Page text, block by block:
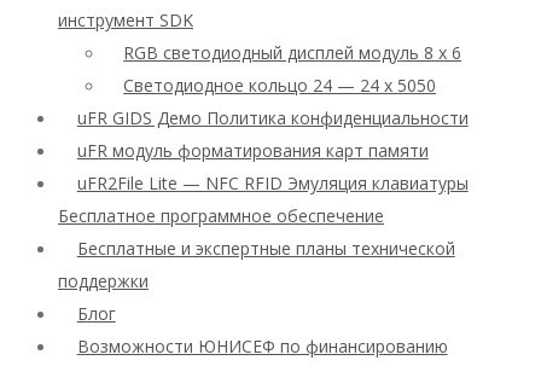
инструмент SDK
RGB светодиодный дисплей модуль 8 x 6
Светодиодное кольцо 24 — 24 x 5050
uFR GIDS Демо Политика конфиденциальности
uFR модуль форматирования карт памяти
uFR2File Lite — NFC RFID Эмуляция клавиатуры
Бесплатное программное обеспечение
Бесплатные и экспертные планы технической
поддержки
Блог
Возможности ЮНИСЕФ по финансированию